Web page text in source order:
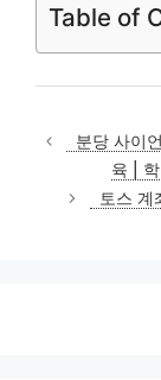
Table of
분당 사이
육 |
토스 계